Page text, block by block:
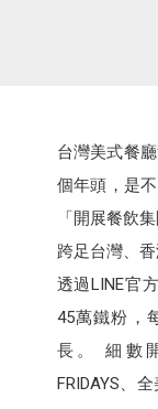
台灣美式餐
個年頭，是
「開展餐飲
跨足台灣、
透過LINE官
45萬鐵粉，
長。 細數
FRIDAYS、